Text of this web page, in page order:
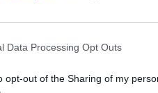
Data Processing Opt Outs
opt-out of the Sharing of my
Το θρίλερ της
συνεχίζεται